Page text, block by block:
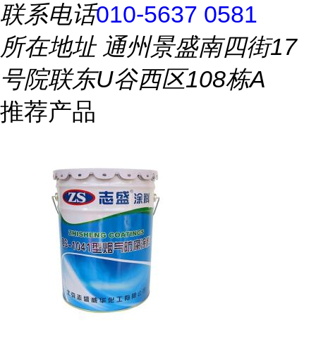
联系电话010-5637 0581
所在地址通州景盛南四街17
号院联东U谷西区108栋A
推荐产品